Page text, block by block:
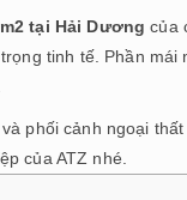
tại Hải Dương của
tinh tế. Phần
phối cảnh ngoại thất
của ATZ nhé.